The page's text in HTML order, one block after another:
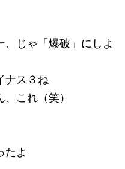
、じゃ「爆破」にしよ
ナス３ね
これ（笑）
たよ